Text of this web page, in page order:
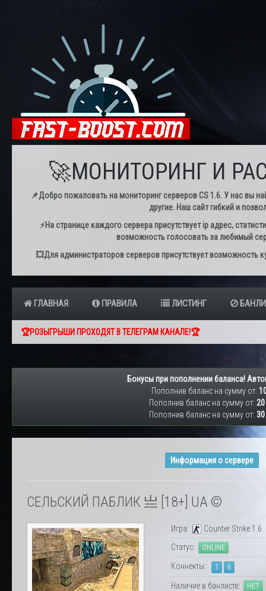
🚀МОНИТОРИНГ И
📌Добро пожаловать на мониторинг серверов CS 1.6. У нас вы
другие. Наш сайт гибкий и
⚡️На странице каждого сервера присутствует ip адрес,
возможность голосовать за любимый
💥Для администраторов серверов присутствует возможность
ГЛАВНАЯ ПРАВИЛА ЛИСТИНГ
🏆РОЗЫГРЫШИ ПРОХОДЯТ В ТЕЛЕГРАМ КАНАЛЕ!🏆
Бонусы при пополнении баланса!
Пополнив баланс на сумму от:
Пополнив баланс на сумму от:
Пополнив баланс на сумму от:
Информация о сервере
СЕЛЬСКИЙ ПАБЛИК 亗 [18+] UA ©
Игра:
Counter Strike 1.6
Статус:
ONLINE
Коннекты: 1 6
Наличие в банлисте: НЕТ